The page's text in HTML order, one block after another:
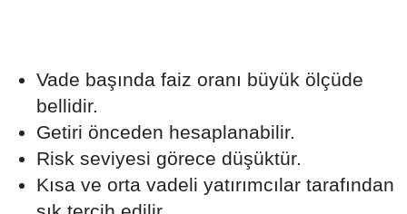
Vade başında faiz oranı büyük ölçüde
bellidir.
Getiri önceden hesaplanabilir.
Risk seviyesi görece düşüktür.
Kısa ve orta vadeli yatırımcılar tarafından